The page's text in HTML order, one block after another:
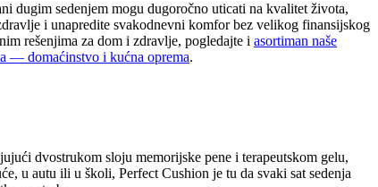
dugim sedenjem mogu dugoročno uticati na kvalitet života,
i unapredite svakodnevni komfor bez velikog finansijskog
rešenjima za dom i zdravlje, pogledajte i asortiman naše
— domaćinstvo i kućna oprema.
dvostrukom sloju memorijske pene i terapeutskom gelu,
u autu ili u školi, Perfect Cushion je tu da svaki sat sedenja